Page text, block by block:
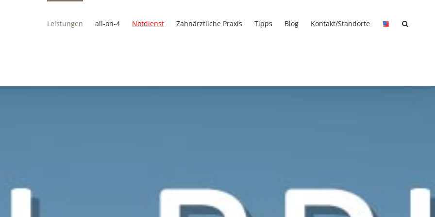
Leistungen all-on-4 Notdienst Zahnärztliche Praxis Tipps Blog Kontakt/Standorte